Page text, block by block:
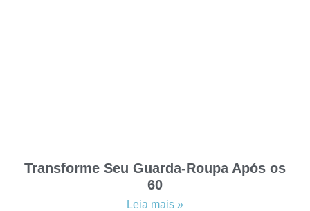
Transforme Seu Guarda-Roupa Após os
60
Leia mais »